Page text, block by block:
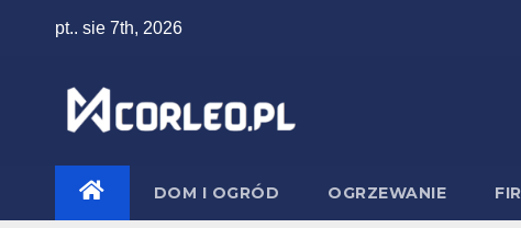
pt.. sie 7th, 2026
DOM I OGRÓD OGRZEWANIE